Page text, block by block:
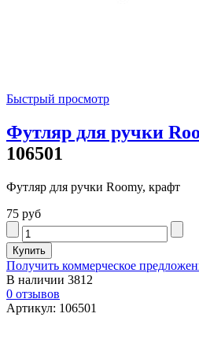
Быстрый просмотр
Футляр для ручки
106501
Футляр для ручки Roomy, крафт
75 руб
Получить коммерческое
В наличии 3812
0 отзывов
Артикул: 106501